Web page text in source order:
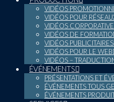
VIDÉOS
VIDÉOS POUR
VIDÉOS
VIDÉOS DE
VIDÉOS PUBLICITAIRES
VIDÉOS POUR LE WEB
VIDÉOS –
ÉVÉNEMENTS
PRÉSENTATIONS ET
ÉVÉNEMENTS TOUS
ÉVÉNEMENTS